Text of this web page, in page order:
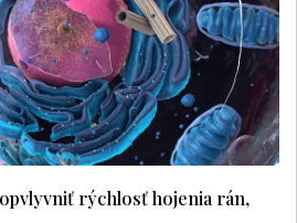
rýchlosť hojenia rán,